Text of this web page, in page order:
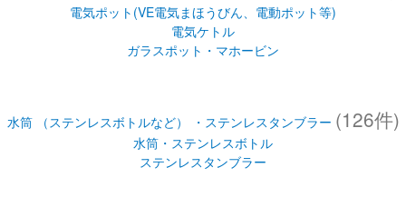
電気ポット(VE電気まほうびん、電動ポット等)
電気ケトル
ガラスポット・マホービン
水筒 （ステンレスボトルなど） ・ステンレスタンブラー (126件)
水筒・ステンレスボトル
ステンレスタンブラー